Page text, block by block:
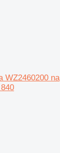
WZ2460200 na